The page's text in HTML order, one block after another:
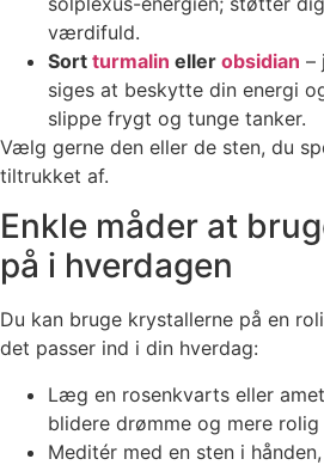
værdifuld.
Sort turmalin eller obsidian –
siges at beskytte din energi
slippe frygt og tunge tanker.
Vælg gerne den eller de sten, du
tiltrukket af.
Enkle måder at
på i hverdagen
Du kan bruge krystallerne på en
det passer ind i din hverdag:
Læg en rosenkvarts eller
blidere drømme og mere rolig
Meditér med en sten i